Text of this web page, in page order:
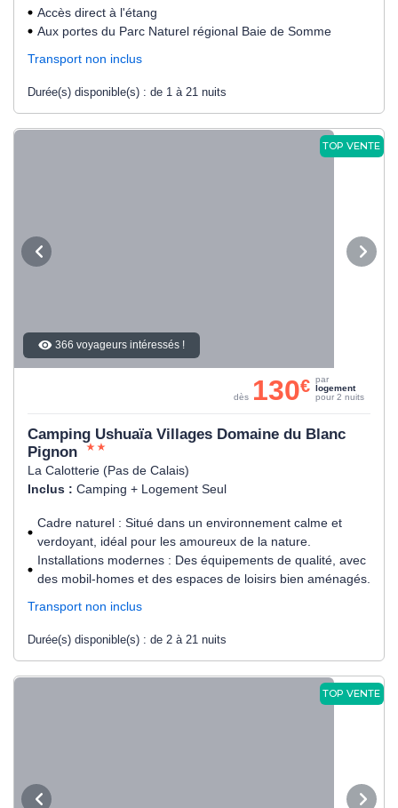
Accès direct à l'étang
Aux portes du Parc Naturel régional Baie de Somme
Transport non inclus
Durée(s) disponible(s) : de 1 à 21 nuits
TOP VENTE
366 voyageurs intéressés !
Camping Ushuaïa Villages Domaine du Blanc
Pignon
La Calotterie (Pas de Calais)
Inclus : Camping + Logement Seul
Cadre naturel : Situé dans un environnement calme et
verdoyant, idéal pour les amoureux de la nature.
Installations modernes : Des équipements de qualité, avec
des mobil-homes et des espaces de loisirs bien aménagés.
Transport non inclus
Durée(s) disponible(s) : de 2 à 21 nuits
dès 130€ par
logement
pour 2 nuits
TOP VENTE